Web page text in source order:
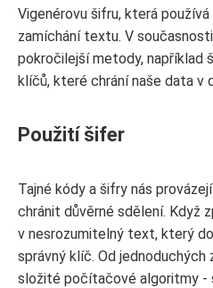
Vigenérovu šifru, která
zamíchání textu. V
pokročilejší metody, například
klíčů, které chrání naše data v
Použití šifer
Tajné kódy a šifry nás
chránit důvěrné sdělení. Když
v nesrozumitelný text, který
správný klíč. Od jednoduchých
složité počítačové algoritmy -